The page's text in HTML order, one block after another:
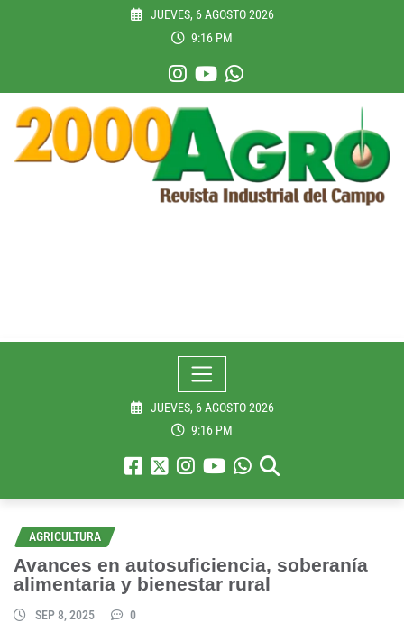
JUEVES, 6 AGOSTO 2026
9:16 PM
JUEVES, 6 AGOSTO 2026
9:16 PM
AGRICULTURA
Avances en autosuficiencia, soberanía
alimentaria y bienestar rural
SEP 8, 2025 0